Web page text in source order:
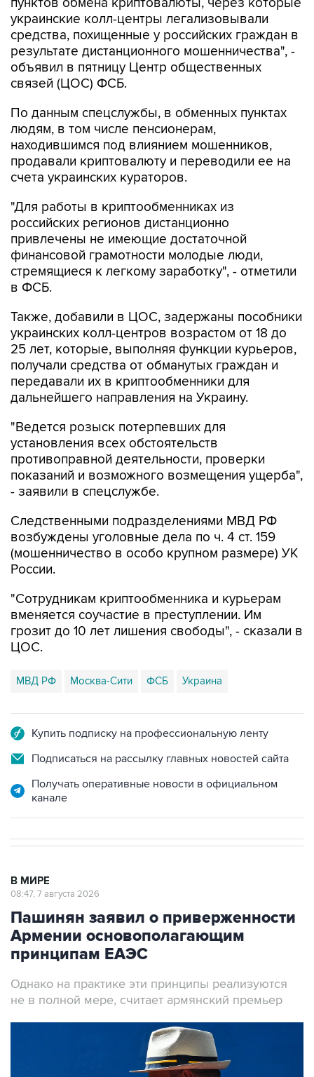
средства, похищенные у российских граждан в
результате дистанционного мошенничества", -
объявил в пятницу Центр общественных
связей (ЦОС) ФСБ.
По данным спецслужбы, в обменных пунктах
находившимся под влиянием мошенников,
продавали криптовалюту и переводили ее на
счета украинских кураторов.
"Для работы в криптообменниках из
привлечены не имеющие достаточной
финансовой грамотности молодые люди,
стремящиеся к легкому заработку", - отметили
в ФСБ.
Также, добавили в ЦОС, задержаны пособники
25 лет, которые, выполняя функции курьеров,
получали средства от обманутых граждан и
передавали их в криптообменники для
дальнейшего направления на Украину.
"Ведется розыск потерпевших для
противоправной деятельности, проверки
показаний и возможного возмещения ущерба",
- заявили в спецслужбе.
Следственными подразделениями МВД РФ
(мошенничество в особо крупном размере) УК
России.
"Сотрудникам криптообменника и курьерам
грозит до 10 лет лишения свободы", - сказали в
ЦОС.
МВД РФ
Подписаться на рассылку главных новостей сайта
Получать оперативные новости в официальном
Пашинян заявил о приверженности
Армении основополагающим
принципам ЕАЭС
Однако на практике эти принципы реализуются